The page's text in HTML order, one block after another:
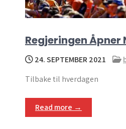
Regjeringen Åpner
24. SEPTEMBER 2021
Tilbake til hverdagen
Read more →